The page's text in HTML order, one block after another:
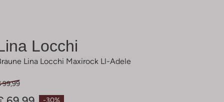
Locchi
Lina Locchi Maxirock Ll-Adele
-30%
99,99